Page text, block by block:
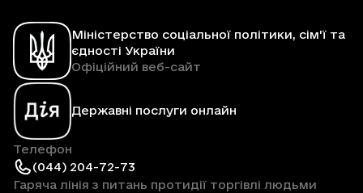
Міністерство соціальної політики, сім'ї та
єдності України
Офіційний веб-сайт
Державні послуги онлайн
Телефон
(044) 204-72-73
Гаряча лінія з питань протидії торгівлі людьми